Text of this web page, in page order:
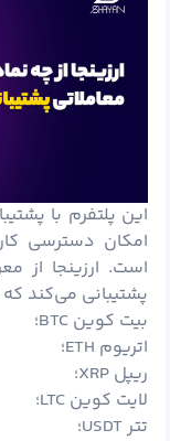
این پلتفرم با
امکان دسترسی
است. ارزینجا از
پشتیبانی می‌کند
بیت کوین BTC؛
اتریوم ETH؛
ریپل XRP؛
لایت کوین LTC؛
تتر USDT؛